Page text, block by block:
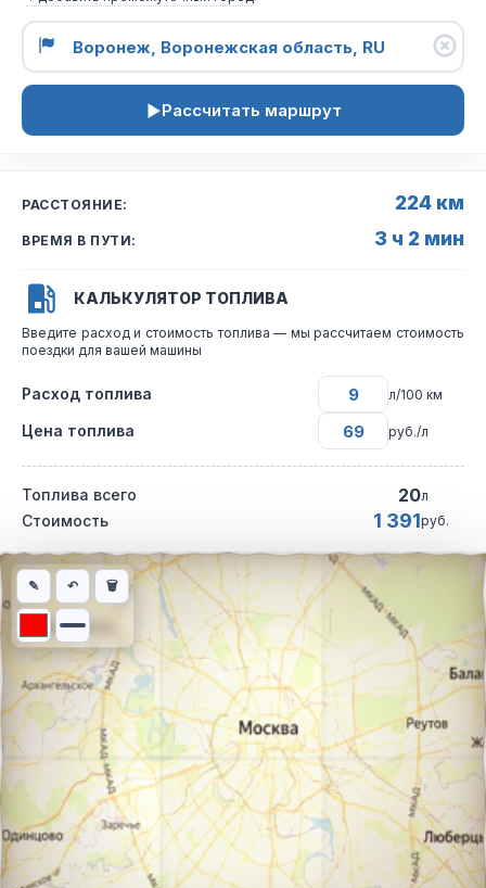
Рассчитать маршрут
РАССТОЯНИЕ: 224 км
ВРЕМЯ В ПУТИ: 3 ч 2 мин
КАЛЬКУЛЯТОР ТОПЛИВА
Введите расход и стоимость топлива — мы рассчитаем стоимость
поездки для вашей машины
Расход топлива л/100 км
Цена топлива руб./л
Топлива всего 20л
Стоимость 1 391руб.
Интерактивная карта автомобильного маршрута из города
✎ ↶ 🗑